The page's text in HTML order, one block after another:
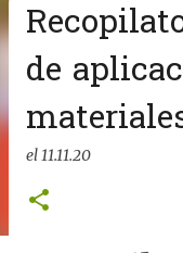
de
el11.11.20